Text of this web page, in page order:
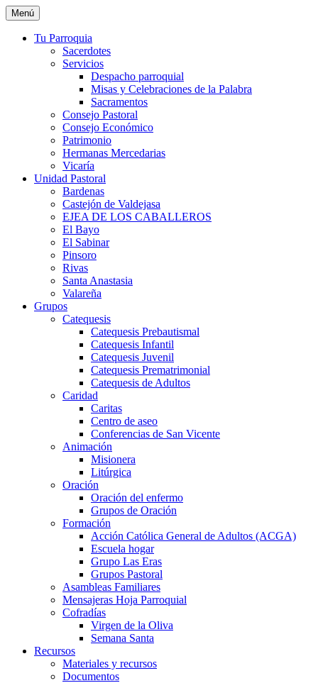
Saltar
al
contenido
Menú
Tu Parroquia
Sacerdotes
Servicios
Despacho parroquial
Misas y Celebraciones de la Palabra
Sacramentos
Consejo Pastoral
Consejo Económico
Patrimonio
Hermanas Mercedarias
Vicaría
Unidad Pastoral
Bardenas
Castejón de Valdejasa
EJEA DE LOS CABALLEROS
El Bayo
El Sabinar
Pinsoro
Rivas
Santa Anastasia
Valareña
Grupos
Catequesis
Catequesis Prebautismal
Catequesis Infantil
Catequesis Juvenil
Catequesis Prematrimonial
Catequesis de Adultos
Caridad
Caritas
Centro de aseo
Conferencias de San Vicente
Animación
Misionera
Litúrgica
Oración
Oración del enfermo
Grupos de Oración
Formación
Acción Católica General de Adultos (ACGA)
Escuela hogar
Grupo Las Eras
Grupos Pastoral
Asambleas Familiares
Mensajeras Hoja Parroquial
Cofradías
Virgen de la Oliva
Semana Santa
Recursos
Materiales y recursos
Documentos